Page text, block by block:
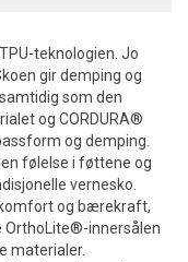
teknologien. Jo
gir demping og
som den
og CORDURA®
og demping.
følelse i føttene og
vernesko.
og bærekraft,
OrthoLite®-innersålen
materialer.